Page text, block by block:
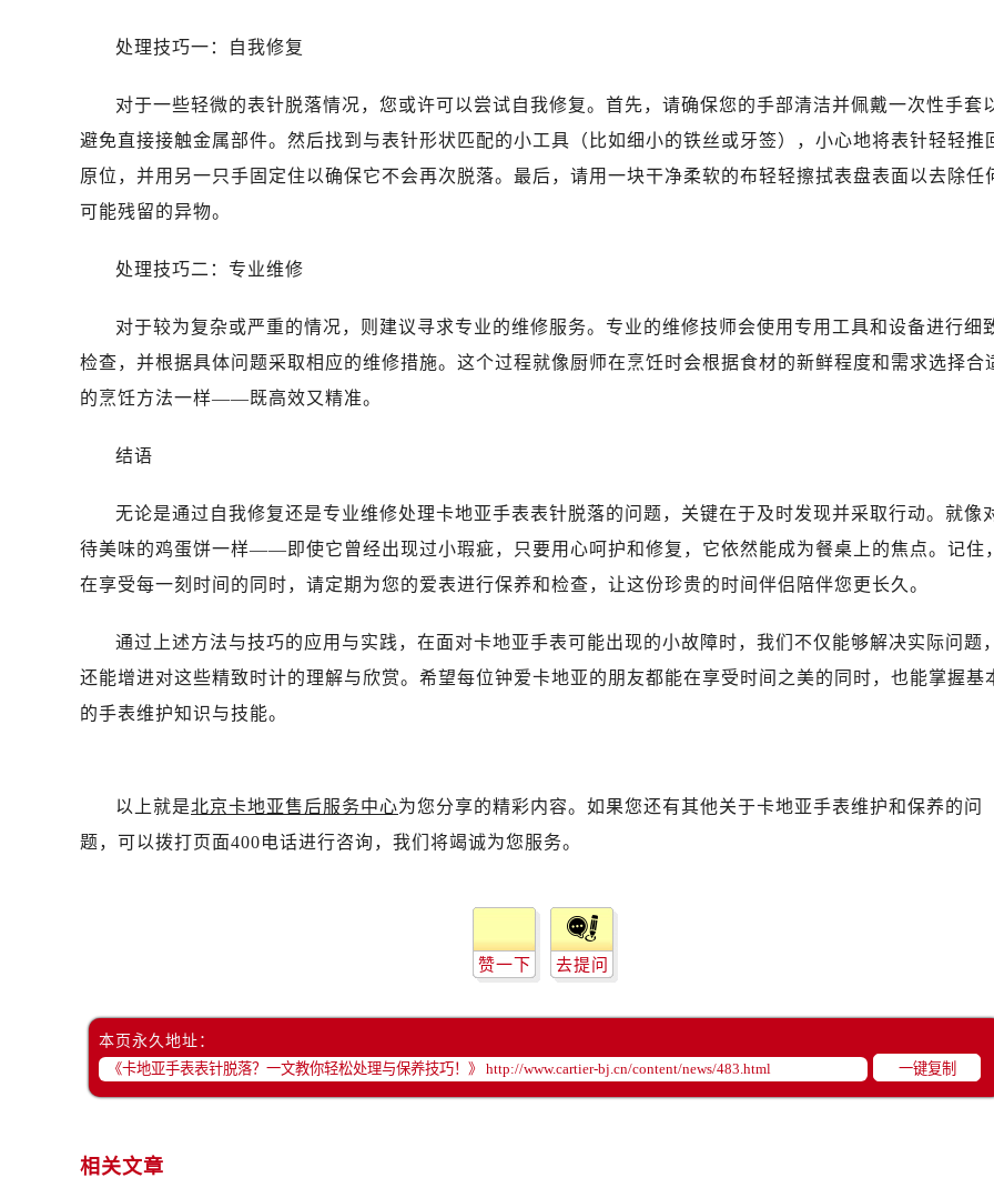
处理技巧一：自我修复
对于一些轻微的表针脱落情况，您或许可以尝试自我修复。首先，请确保您的手部清洁并佩戴一次性手套
避免直接接触金属部件。然后找到与表针形状匹配的小工具（比如细小的铁丝或牙签），小心地将表针轻轻推
原位，并用另一只手固定住以确保它不会再次脱落。最后，请用一块干净柔软的布轻轻擦拭表盘表面以去除任
可能残留的异物。
处理技巧二：专业维修
对于较为复杂或严重的情况，则建议寻求专业的维修服务。专业的维修技师会使用专用工具和设备进行细
检查，并根据具体问题采取相应的维修措施。这个过程就像厨师在烹饪时会根据食材的新鲜程度和需求选择合
的烹饪方法一样——既高效又精准。
结语
无论是通过自我修复还是专业维修处理卡地亚手表表针脱落的问题，关键在于及时发现并采取行动。就像
待美味的鸡蛋饼一样——即使它曾经出现过小瑕疵，只要用心呵护和修复，它依然能成为餐桌上的焦点。记住，
在享受每一刻时间的同时，请定期为您的爱表进行保养和检查，让这份珍贵的时间伴侣陪伴您更长久。
通过上述方法与技巧的应用与实践，在面对卡地亚手表可能出现的小故障时，我们不仅能够解决实际问题，
还能增进对这些精致时计的理解与欣赏。希望每位钟爱卡地亚的朋友都能在享受时间之美的同时，也能掌握基
的手表维护知识与技能。
以上就是北京卡地亚售后服务中心为您分享的精彩内容。如果您还有其他关于卡地亚手表维护和保养的问
题，可以拨打页面400电话进行咨询，我们将竭诚为您服务。
赞一下 去提问
本页永久地址：
一键复制
相关文章